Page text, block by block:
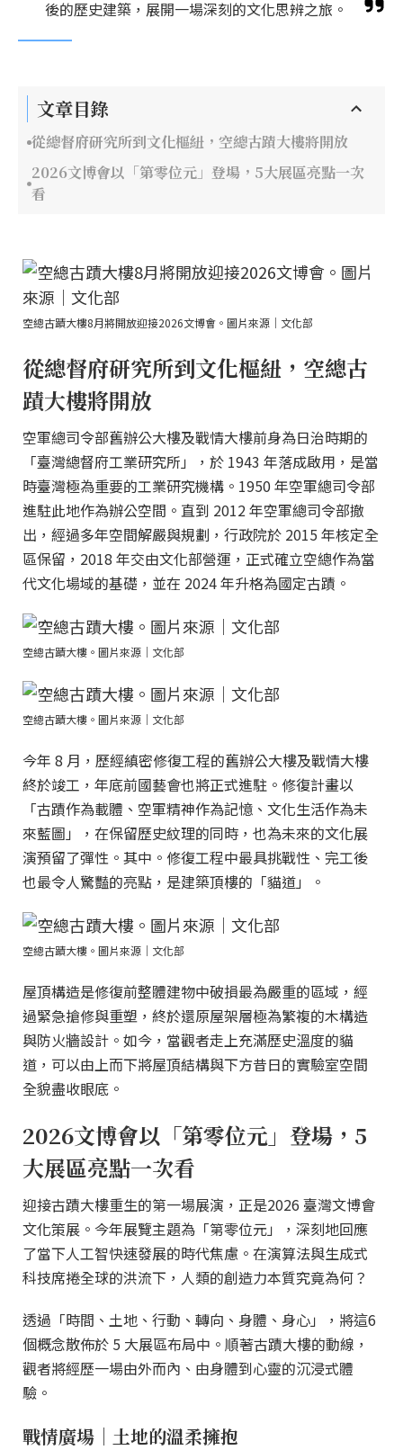
後的歷史建築，展開一場深刻的文化思辨之旅。
文章目錄
從總督府研究所到文化樞紐，空總古蹟大樓將開放
2026文博會以「第零位元」登場，5大展區亮點一次
看
空總古蹟大樓8月將開放迎接2026文博會。圖片來源｜文化部
從總督府研究所到文化樞紐，空總古
蹟大樓將開放
空軍總司令部舊辦公大樓及戰情大樓前身為日治時期的
「臺灣總督府工業研究所」，於 1943 年落成啟用，是當
時臺灣極為重要的工業研究機構。1950 年空軍總司令部
進駐此地作為辦公空間。直到 2012 年空軍總司令部撤
出，經過多年空間解嚴與規劃，行政院於 2015 年核定全
區保留，2018 年交由文化部營運，正式確立空總作為當
代文化場域的基礎，並在 2024 年升格為國定古蹟。
空總古蹟大樓。圖片來源｜文化部
空總古蹟大樓。圖片來源｜文化部
今年 8 月，歷經縝密修復工程的舊辦公大樓及戰情大樓
終於竣工，年底前國藝會也將正式進駐。修復計畫以
「古蹟作為載體、空軍精神作為記憶、文化生活作為未
來藍圖」，在保留歷史紋理的同時，也為未來的文化展
演預留了彈性。其中。修復工程中最具挑戰性、完工後
也最令人驚豔的亮點，是建築頂樓的「貓道」。
空總古蹟大樓。圖片來源｜文化部
屋頂構造是修復前整體建物中破損最為嚴重的區域，經
過緊急搶修與重塑，終於還原屋架層極為繁複的木構造
與防火牆設計。如今，當觀者走上充滿歷史溫度的貓
道，可以由上而下將屋頂結構與下方昔日的實驗室空間
全貌盡收眼底。
2026文博會以「第零位元」登場，5
大展區亮點一次看
迎接古蹟大樓重生的第一場展演，正是2026 臺灣文博會
文化策展。今年展覽主題為「第零位元」，深刻地回應
了當下人工智快速發展的時代焦慮。在演算法與生成式
科技席捲全球的洪流下，人類的創造力本質究竟為何？
透過「時間、土地、行動、轉向、身體、身心」，將這6
個概念散佈於 5 大展區布局中。順著古蹟大樓的動線，
觀者將經歷一場由外而內、由身體到心靈的沉浸式體
驗。
戰情廣場｜土地的溫柔擁抱